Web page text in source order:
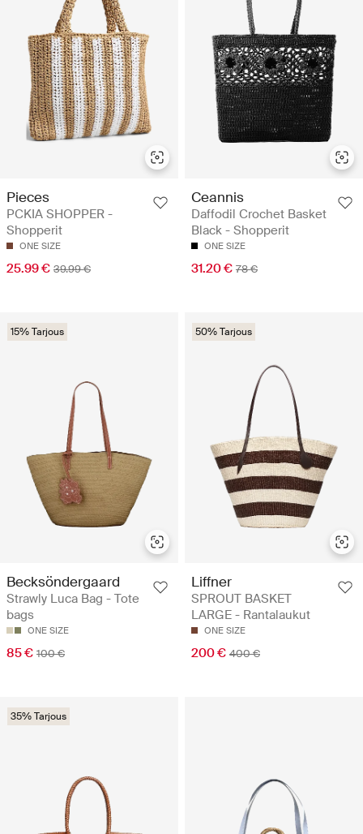
Pieces
PCKIA SHOPPER -
Shopperit
ONE SIZE
25.99 € 39.99 €
Ceannis
Daffodil Crochet Basket
Black - Shopperit
ONE SIZE
31.20 € 78 €
15% Tarjous
Becksöndergaard
Strawly Luca Bag - Tote
bags
ONE SIZE
85 € 100 €
50% Tarjous
Liffner
SPROUT BASKET
LARGE - Rantalaukut
ONE SIZE
200 € 400 €
35% Tarjous